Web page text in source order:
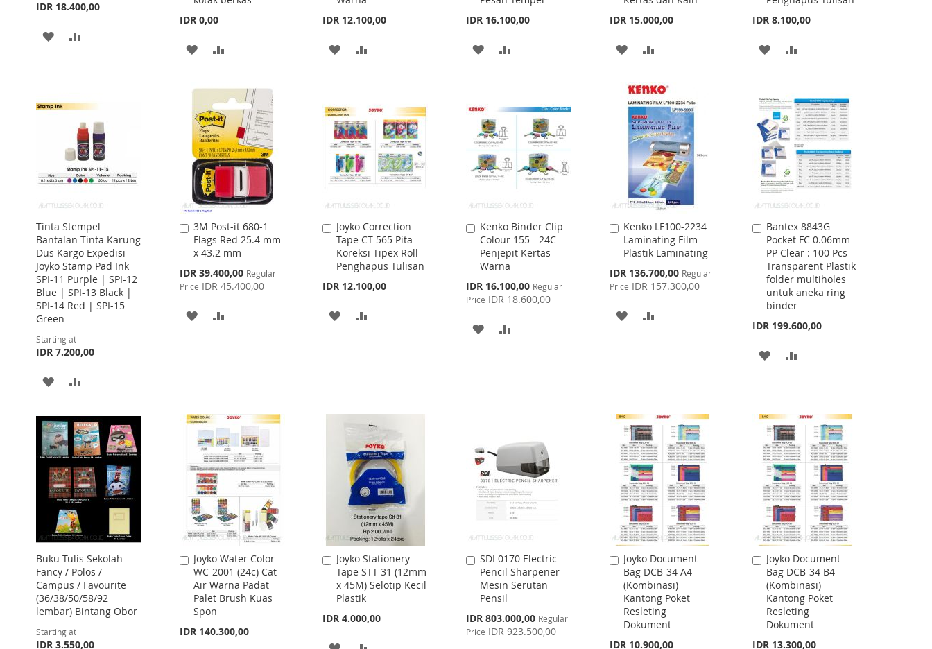
IDR 18.400,00
ADD
LIST
IDR 0,00
ADD
LIST
COMPARE
IDR 12.100,00
ADD
LIST
IDR 16.100,00
ADD
LIST
IDR 15.000,00
ADD
WISH
LIST
COMPARE
IDR 8.100,00
ADD
WISH
LIST
COMPARE
Tinta Stempel
Bantalan Tinta Karung
Dus Kargo Expedisi
Joyko Stamp Pad Ink
SPI-11 Purple | SPI-12
Blue | SPI-13 Black |
SPI-14 Red | SPI-15
Green
Starting at
IDR 7.200,00
ADD
WISH
LIST
COMPARE
3M Post-it 680-1
Flags Red 25.4 mm
x 43.2 mm
Special
Price
IDR 39.400,00 Regular
Price IDR 45.400,00
Add
to
Cart
ADD
Joyko Correction
Tape CT-565 Pita
Koreksi Tipex Roll
Penghapus Tulisan
IDR 12.100,00
Add
to
Cart
ADD
Kenko Binder Clip
Colour 155 - 24C
Penjepit Kertas
Warna
Special
Price
IDR 16.100,00 Regular
Price IDR 18.600,00
Add
to
Cart
ADD
Kenko LF100-2234
Laminating Film
Plastik Laminating
Special
Price
IDR 136.700,00 Regular
Price IDR 157.300,00
Add
to
Cart
ADD
Bantex 8843G
Pocket FC 0.06mm
PP Clear : 100 Pcs
Transparent Plastik
folder multiholes
untuk aneka ring
binder
IDR 199.600,00
Add
to
Cart
ADD
LIST
Buku Tulis Sekolah
Fancy / Polos /
Campus / Favourite
(36/38/50/58/92
lembar) Bintang Obor
Starting at
IDR 3.550,00
Joyko Water Color
WC-2001 (24c) Cat
Air Warna Padat
Palet Brush Kuas
Spon
IDR 140.300,00
Add
to
Cart
Joyko Stationery
Tape STT-31 (12mm
x 45M) Selotip Kecil
Plastik
IDR 4.000,00
Add
to
Cart
SDI 0170 Electric
Pencil Sharpener
Mesin Serutan
Pensil
Special
Price
IDR 803.000,00 Regular
Price IDR 923.500,00
Add
to
Cart
Joyko Document
Bag DCB-34 A4
(Kombinasi)
Kantong Poket
Resleting
Dokument
IDR 10.900,00
Add
to
Cart
Joyko Document
Bag DCB-34 B4
(Kombinasi)
Kantong Poket
Resleting
Dokument
IDR 13.300,00
Add
to
Cart